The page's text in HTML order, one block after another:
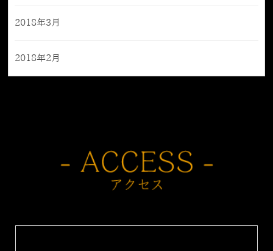
2018年3月
2018年2月